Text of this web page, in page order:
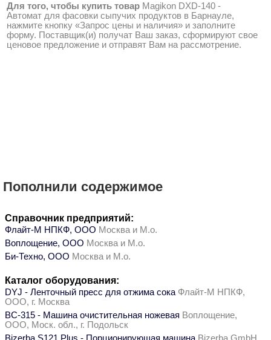
Для того, чтобы купить товар Magikon DXD-140 -
Автомат для фасовки сыпучих продуктов в Барнауле,
нажмите кнопку «Запрос цены и наличия» и заполните
форму. Поставщик(и) получат Ваш заказ, сформируют свое
ценовое предложение и отправят Вам на рассмотрение.
Пополнили содержимое
Справочник предприятий:
Флайт-М НПКФ, ООО Москва и М.о.
Воплощение, ООО Москва и М.о.
Би-Техно, ООО Москва и М.о.
Каталог оборудования:
DYJ - Ленточный пресс для отжима сока Флайт-М НПКФ,
ООО, г. Москва
ВС-315 - Машина очистительная ножевая Воплощение,
ООО, Моск. обл., г. Подольск